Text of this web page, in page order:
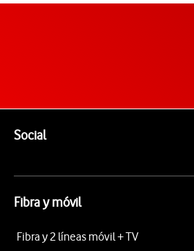
SocialEnlaces a las redes sociales
Fibra y móvil
Fibra y 2 líneas móvil + TV